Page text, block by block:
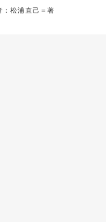
認知行動療法のスキルが欠か
：松浦直己＝著